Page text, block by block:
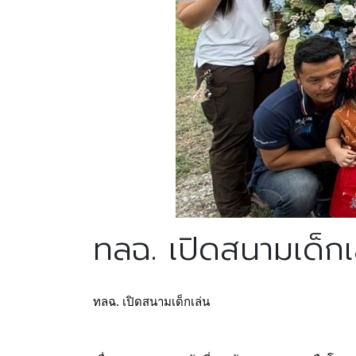
ทลฉ. เปิดสนามเด็ก
ทลฉ. เปิดสนามเด็กเล่น